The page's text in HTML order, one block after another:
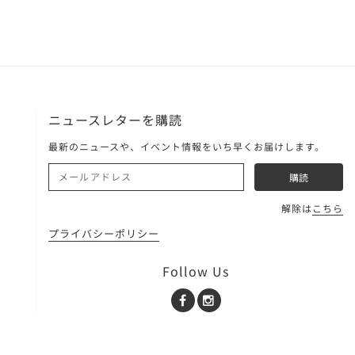
ニュースレターを購読
最新のニュースや、イベント情報をいち早くお届けします。
解除はこちら
プライバシーポリシー
Follow Us
Facebook
Instagram